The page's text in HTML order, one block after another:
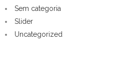
Sem categoria
Slider
Uncategorized